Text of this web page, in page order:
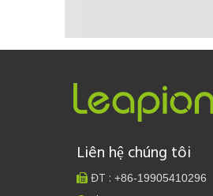
Liên hệ chúng tôi
 ĐT : +86-19905410296